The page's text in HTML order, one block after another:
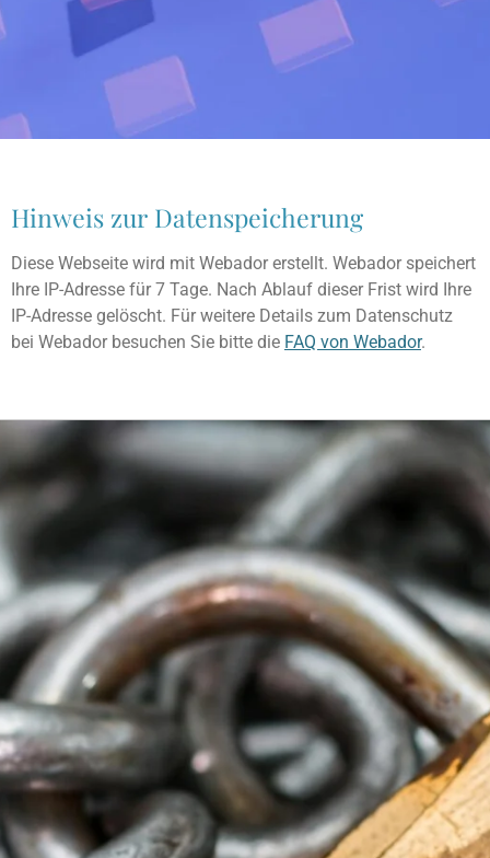
Hinweis zur Datenspeicherung
Diese Webseite wird mit Webador erstellt. Webador speichert
Ihre IP-Adresse für 7 Tage. Nach Ablauf dieser Frist wird Ihre
IP-Adresse gelöscht. Für weitere Details zum Datenschutz
bei Webador besuchen Sie bitte die FAQ von Webador.